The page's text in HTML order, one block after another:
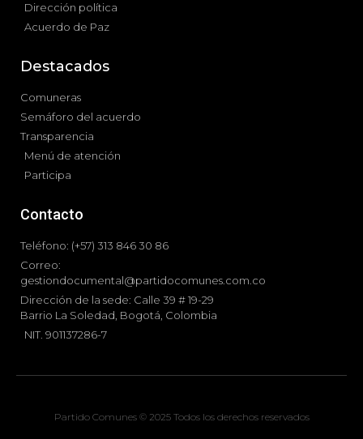
Dirección política
Acuerdo de Paz
Destacados
Comuneras
Semáforo del acuerdo
Transparencia
Menú de atención
Participa
Contacto
Teléfono: (+57) 313 846 30 86
Correo:
gestiondocumental@partidocomunes.com.co
Dirección de la sede: Calle 39 # 19-29
Barrio La Soledad, Bogotá, Colombia
NIT. 901137286-7
Partido Comunes © 2025 Todos los derechos reservados